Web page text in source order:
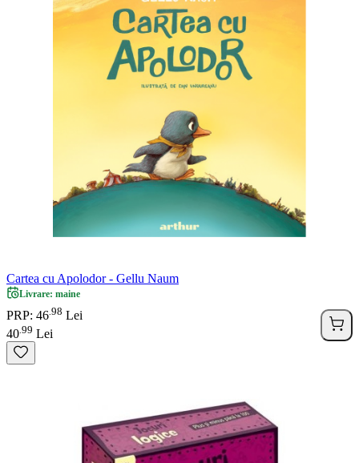
Cartea cu Apolodor - Gellu Naum
Livrare: maine
PRP: 46 98 Lei
40 99 Lei